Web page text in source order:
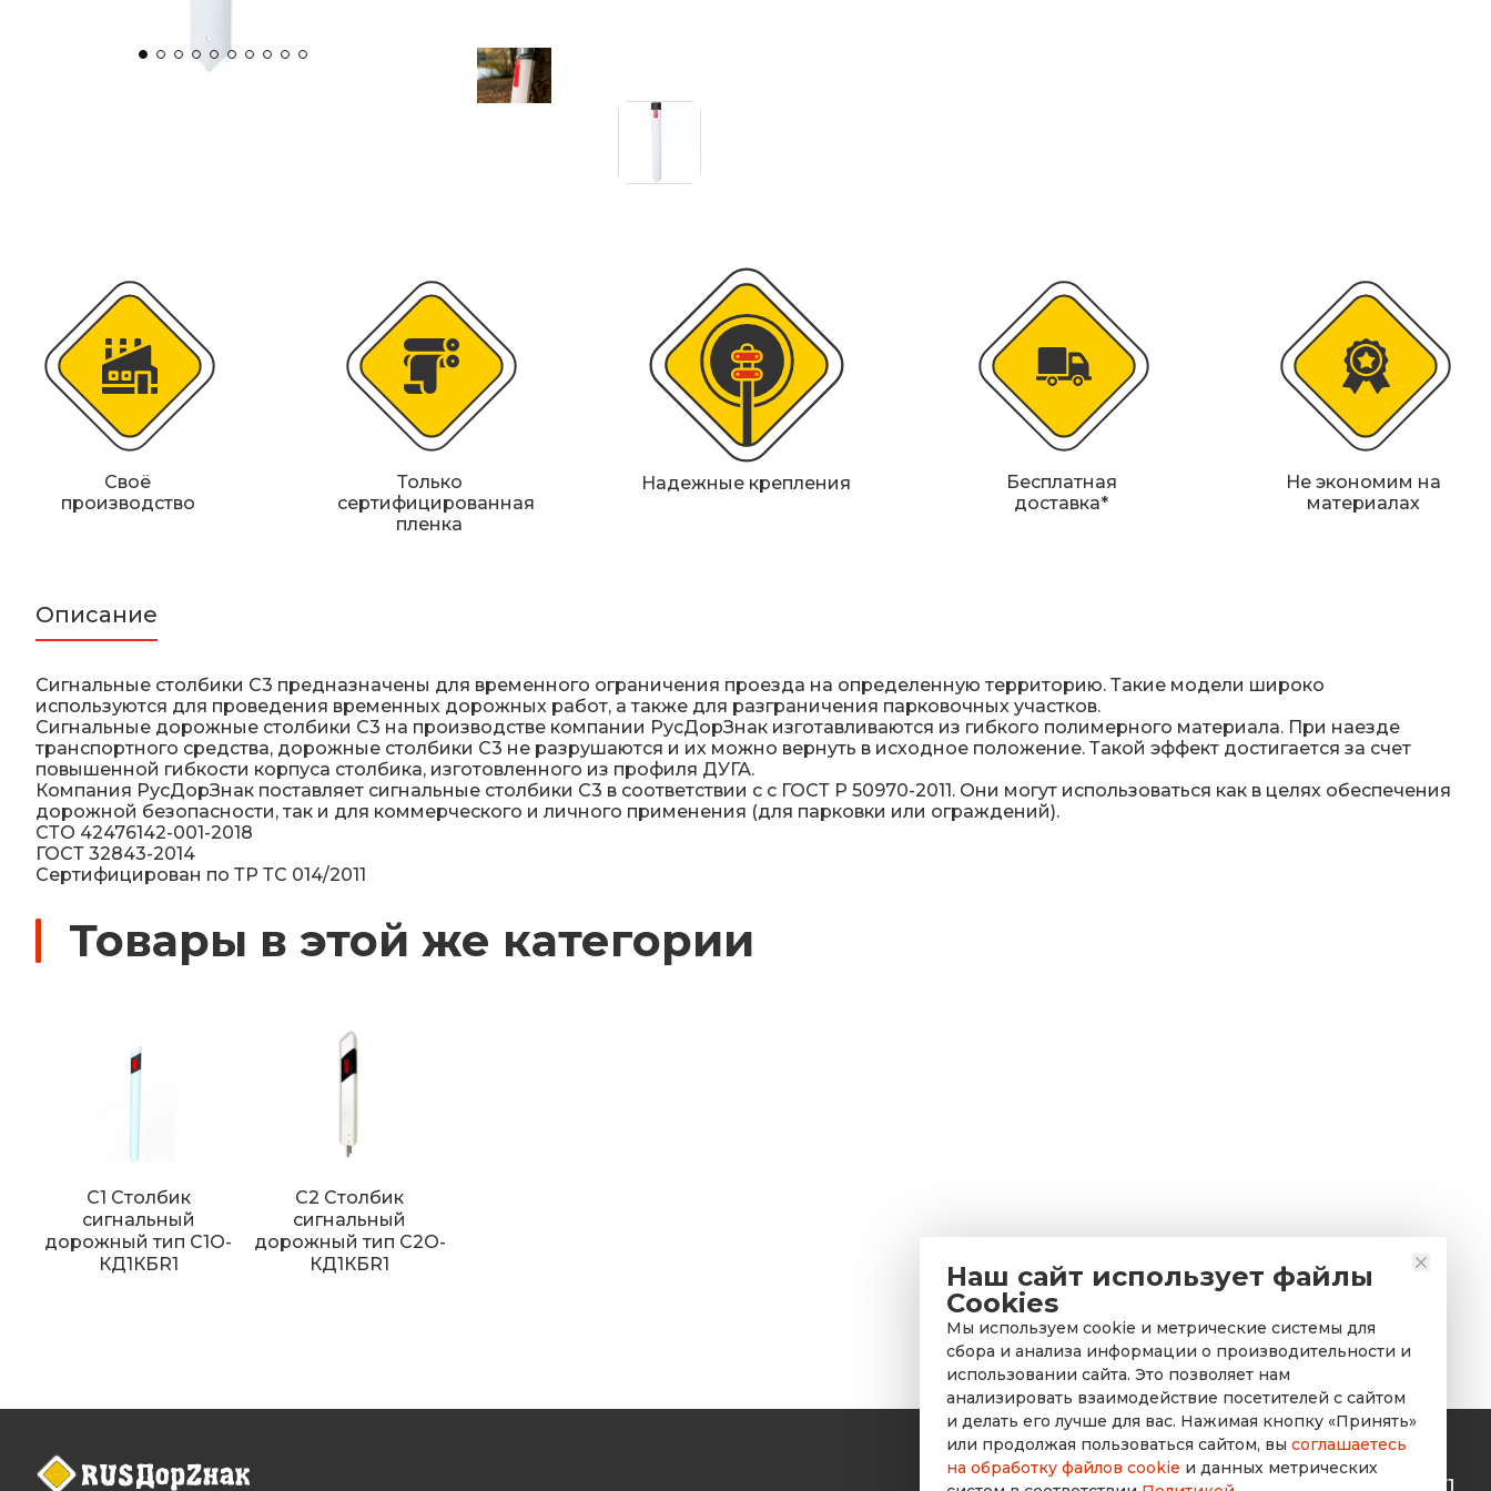
Наш сайт использует файлы
Cookies
Мы используем cookie и метрические системы для
сбора и анализа информации о производительности и
использовании сайта. Это позволяет нам
анализировать взаимодействие посетителей с сайтом
и делать его лучше для вас. Нажимая кнопку «Принять»
или продолжая пользоваться сайтом, вы соглашаетесь
на обработку файлов cookie и данных метрических
Знаки магистральных газопроводов Дорожное оборудование
Железнодорожные путевые знаки Прочее
Своё
производство
Только
сертифицированная
пленка
Надежные крепления
Бесплатная
доставка*
Не экономим на
материалах
Описание
Сигнальные столбики С3 предназначены для временного ограничения проезда на определенную территорию. Такие модели широко
используются для проведения временных дорожных работ, а также для разграничения парковочных участков.
Сигнальные дорожные столбики С3 на производстве компании РусДорЗнак изготавливаются из гибкого полимерного материала. При наезде
транспортного средства, дорожные столбики С3 не разрушаются и их можно вернуть в исходное положение. Такой эффект достигается за счет
повышенной гибкости корпуса столбика, изготовленного из профиля ДУГА.
Компания РусДорЗнак поставляет сигнальные столбики С3 в соответствии с с ГОСТ Р 50970-2011. Они могут использоваться как в целях обеспечения
дорожной безопасности, так и для коммерческого и личного применения (для парковки или ограждений).
СТО 42476142-001-2018
ГОСТ 32843-2014
Сертифицирован по ТР ТС 014/2011
Товары в этой же категории
C1 Столбик
сигнальный
дорожный тип С1О-
КД1КБR1
C2 Столбик
сигнальный
дорожный тип С2О-
КД1КБR1
rusdorznak@mail.ru +7 (8452) 53-70-71